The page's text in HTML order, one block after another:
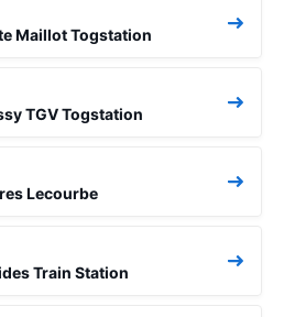
Maillot Togstation
TGV Togstation
Lecourbe
Train Station